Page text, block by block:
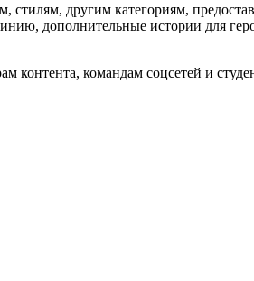
другим категориям,
дополнительные истории для
контента, командам соцсетей и